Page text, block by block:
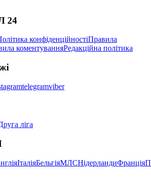
24
конфіденційностіПравила
коментуванняРедакційна політика
telegramviber
ліга
ІталіяБельгіяМЛСНідерландиФранція